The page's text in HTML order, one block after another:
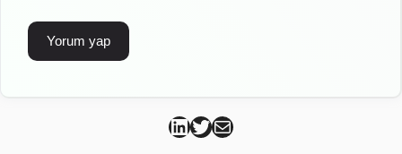
Can Kütahya Linkedin
Can Kütahya Twitter
Can Kütahya Mail